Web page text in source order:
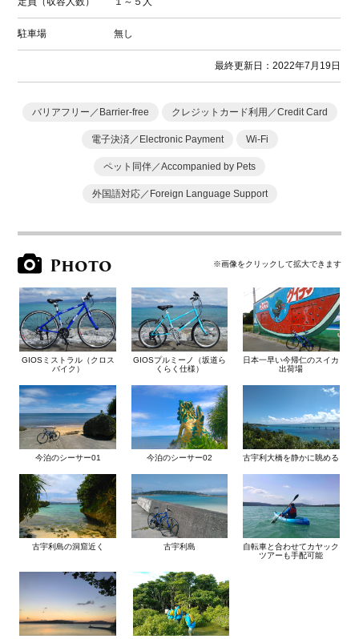
駐車場 無し
最終更新日：2022年7月19日
バリアフリー／Barrier-free クレジットカード利用／Credit Card
電子決済／Electronic Payment Wi-Fi
ペット同伴／Accompanied by Pets
外国語対応／Foreign Language Support
Photo ※画像をクリックして拡大できます
GIOSミストラル（クロス
バイク）
GIOSプルミーノ（坂道ら
くらく仕様）
日本一早い今帰仁のスイカ
出荷場
今泊のシーサー01 今泊のシーサー02 古宇利大橋を静かに眺める
古宇利島の洞窟近く 古宇利島
自転車と合わせてカヤック
ツアーも手配可能